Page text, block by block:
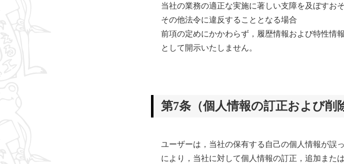
当社の業務の適正な実施に著しい支障を及ぼすお
その他法令に違反することとなる場合
前項の定めにかかわらず，履歴情報および特性情
として開示いたしません。
第7条（個人情報の訂正および削
ユーザーは，当社の保有する自己の個人情報が誤
により，当社に対して個人情報の訂正，追加また